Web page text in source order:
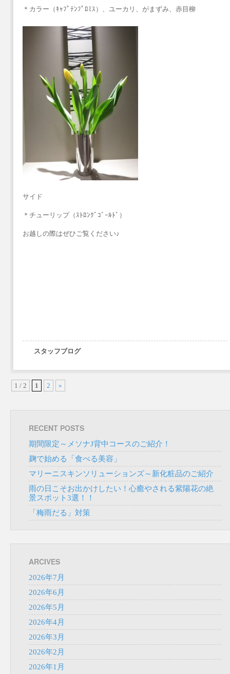
＊カラー（ｷｬﾌﾟﾃﾝﾌﾟﾛﾐｽ）、ユーカリ、がまずみ、赤目柳
サイド
＊チューリップ（ｽﾄﾛﾝｸﾞｺﾞｰﾙﾄﾞ）
お越しの際はぜひご覧ください♪
スタッフブログ
1 / 2 1 2 »
RECENT POSTS
期間限定～メソナJ背中コースのご紹介！
麹で始める「食べる美容」
マリーニスキンソリューションズ～新化粧品のご紹介
雨の日こそお出かけしたい！心癒やされる紫陽花の絶
景スポット3選！！
「梅雨だる」対策
ARCIVES
2026年7月
2026年6月
2026年5月
2026年4月
2026年3月
2026年2月
2026年1月